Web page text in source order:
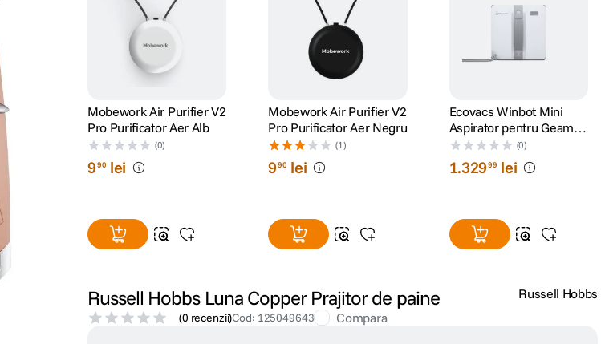
Mobework Air Purifier V2
Pro Purificator Aer Alb
(0)
990 lei
Mobework Air Purifier V2
Pro Purificator Aer Negru
(1)
990 lei
Ecovacs Winbot Mini
Aspirator pentru Geamuri
Gri
(0)
1.32999 lei
Russell Hobbs Luna Copper Prajitor de paine
(0 recenzii)Cod: 125049643 Compara
Russell Hobbs